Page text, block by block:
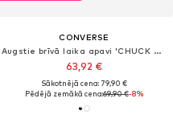
CONVERSE
Augstie brīvā laika apavi 'CHUCK TAYLOR ALL STAR LEATHER'
63,92 €
Sākotnējā cena: 79,90 €
Pēdējā zemākā cena:69,90 €-8%